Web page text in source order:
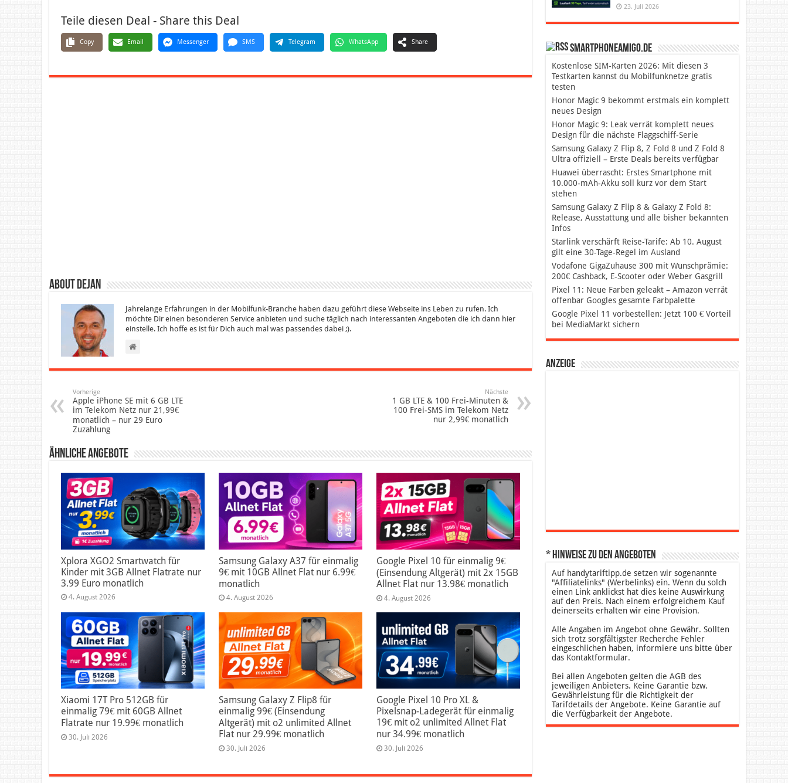
Teile diesen Deal - Share this Deal
Copy Email Messenger SMS Telegram WhatsApp Share
About Dejan
Jahrelange Erfahrungen in der Mobilfunk-Branche haben dazu geführt diese Webseite ins Leben zu rufen. Ich
möchte Dir einen besonderen Service anbieten und suche täglich nach interessanten Angeboten die ich dann hier
einstelle. Ich hoffe es ist für Dich auch mal was passendes dabei ;).
Vorherige
Apple iPhone SE mit 6 GB LTE
im Telekom Netz nur 21,99€
monatlich – nur 29 Euro
Zuzahlung
Nächste
1 GB LTE & 100 Frei-Minuten &
100 Frei-SMS im Telekom Netz
nur 2,99€ monatlich
Ähnliche Angebote
Xplora XGO2 Smartwatch für
Kinder mit 3GB Allnet Flatrate nur
3.99 Euro monatlich
4. August 2026
Samsung Galaxy A37 für einmalig
9€ mit 10GB Allnet Flat nur 6.99€
monatlich
4. August 2026
Google Pixel 10 für einmalig 9€
(Einsendung Altgerät) mit 2x 15GB
Allnet Flat nur 13.98€ monatlich
4. August 2026
Xiaomi 17T Pro 512GB für
einmalig 79€ mit 60GB Allnet
Flatrate nur 19.99€ monatlich
30. Juli 2026
Samsung Galaxy Z Flip8 für
einmalig 99€ (Einsendung
Altgerät) mit o2 unlimited Allnet
Flat nur 29.99€ monatlich
30. Juli 2026
Google Pixel 10 Pro XL &
Pixelsnap-Ladegerät für einmalig
19€ mit o2 unlimited Allnet Flat
nur 34.99€ monatlich
30. Juli 2026
23. Juli 2026
SmartphoneAmigo.de
Kostenlose SIM-Karten 2026: Mit diesen 3
Testkarten kannst du Mobilfunknetze gratis
testen
Honor Magic 9 bekommt erstmals ein komplett
neues Design
Honor Magic 9: Leak verrät komplett neues
Design für die nächste Flaggschiff-Serie
Samsung Galaxy Z Flip 8, Z Fold 8 und Z Fold 8
Ultra offiziell – Erste Deals bereits verfügbar
Huawei überrascht: Erstes Smartphone mit
10.000-mAh-Akku soll kurz vor dem Start
stehen
Samsung Galaxy Z Flip 8 & Galaxy Z Fold 8:
Release, Ausstattung und alle bisher bekannten
Infos
Starlink verschärft Reise-Tarife: Ab 10. August
gilt eine 30-Tage-Regel im Ausland
Vodafone GigaZuhause 300 mit Wunschprämie:
200€ Cashback, E-Scooter oder Weber Gasgrill
Pixel 11: Neue Farben geleakt – Amazon verrät
offenbar Googles gesamte Farbpalette
Google Pixel 11 vorbestellen: Jetzt 100 € Vorteil
bei MediaMarkt sichern
Anzeige
* Hinweise zu den Angeboten
Auf handytariftipp.de setzen wir sogenannte
"Affiliatelinks" (Werbelinks) ein. Wenn du solch
einen Link anklickst hat dies keine Auswirkung
auf den Preis. Nach einem erfolgreichem Kauf
deinerseits erhalten wir eine Provision.
Alle Angaben im Angebot ohne Gewähr. Sollten
sich trotz sorgfältigster Recherche Fehler
eingeschlichen haben, informiere uns bitte über
das Kontaktformular.
Bei allen Angeboten gelten die AGB des
jeweiligen Anbieters. Keine Garantie bzw.
Gewährleistung für die Richtigkeit der
Tarifdetails der Angebote. Keine Garantie auf
die Verfügbarkeit der Angebote.